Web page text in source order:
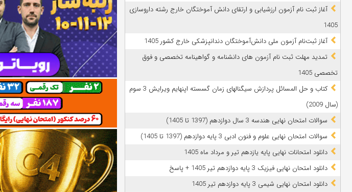
آغاز ثبت نام آزمون‌ ارزشیابی و ارتقای دانش آموختگان خارج رشته داروسازی
1405
آغاز ثبت‌نام آزمون ملی دانش‌آموختگان دندانپزشکی خارج کشور 1405
تمدید مهلت ثبت نام آزمون های دانشنامه و گواهینامه تخصصی و فوق
تخصصی 1405
کتاب و حل المسائل پردازش سیگنالهای زمان گسسته اپنهایم ویرایش 3 سوم
(سال 2009)
سوالات امتحان نهایی هندسه 3 سال دوازدهم (1397 تا 1405)
سوالات امتحان نهایی علوم و فنون ادبی 3 پایه دوازدهم (1397 تا 1405)
دانلود امتحانات نهایی پایه یازدهم تیر و مرداد ماه 1405
دانلود امتحان نهایی فیزیک 3 پایه دوازدهم تیر 1405 + پاسخ
دانلود امتحان نهایی شیمی 3 پایه دوازدهم تیر 1405